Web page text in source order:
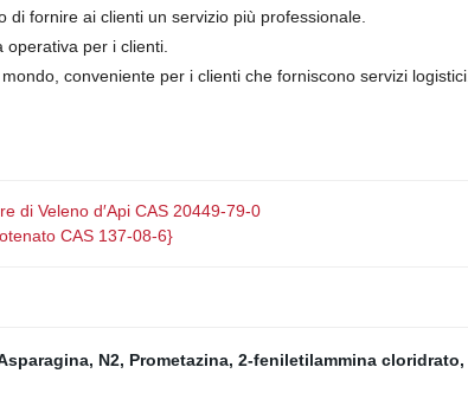
fornire ai clienti un servizio più professionale.
per i clienti.
conveniente per i clienti che forniscono servizi logistici.
di Veleno d′Api CAS 20449-79-0
CAS 137-08-6}
N2, Prometazina, 2-feniletilammina cloridrato,